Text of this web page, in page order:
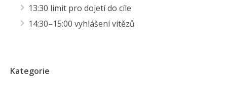
13:30 limit pro dojetí do cíle
14:30–15:00 vyhlášení vítězů
Kategorie